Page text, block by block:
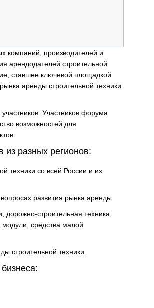
компаний, производителей и
арендодателей строительной
ставшее ключевой площадкой
аренды строительной техники
Участников форума
возможностей для
из разных регионов:
со всей России и из
развития рынка аренды
строительная техника,
модули, средства малой
техники.